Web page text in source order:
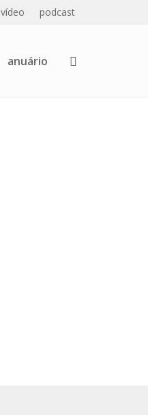
vídeo podcast
anuário